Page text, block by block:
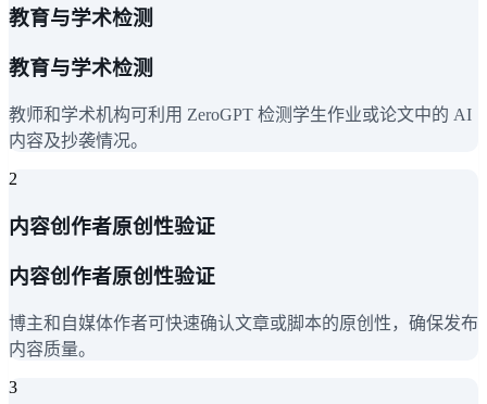
教育与学术检测
教育与学术检测
教师和学术机构可利用 ZeroGPT 检测学生作业或论文中的 AI
内容及抄袭情况。
2
内容创作者原创性验证
内容创作者原创性验证
博主和自媒体作者可快速确认文章或脚本的原创性，确保发布
内容质量。
3